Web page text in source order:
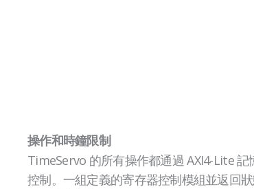
操作和時鐘限制
TimeServo 的所有操作都通過 AXI4-Lite
控制。一組定義的寄存器控制模組並返回